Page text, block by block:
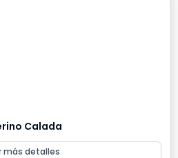
Calada
más detalles